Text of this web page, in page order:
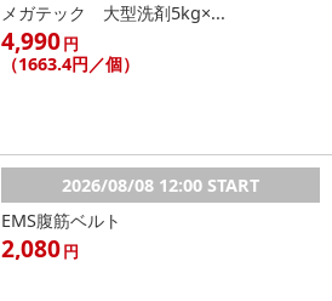
メガテック 大型洗剤5kg×...
4,990円
（1663.4円／個）
2026/08/08 12:00 START
EMS腹筋ベルト
2,080円